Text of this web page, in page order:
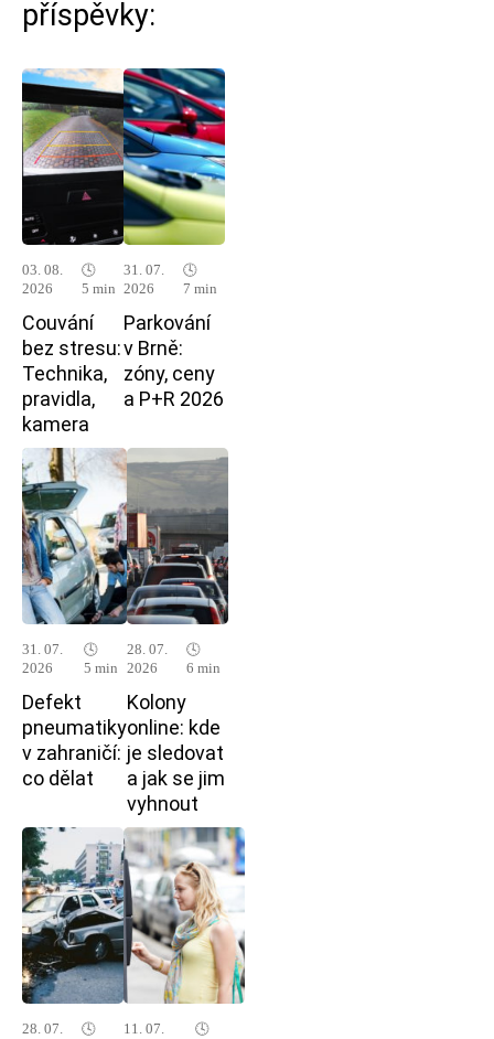
příspěvky:
03. 08.
2026
🕓
5 min
Couvání
bez stresu:
Technika,
pravidla,
kamera
31. 07.
2026
🕓
7 min
Parkování
v Brně:
zóny, ceny
a P+R 2026
31. 07.
2026
🕓
5 min
Defekt
pneumatiky
v zahraničí:
co dělat
28. 07.
2026
🕓
6 min
Kolony
online: kde
je sledovat
a jak se jim
vyhnout
28. 07.
🕓
11. 07.
🕓